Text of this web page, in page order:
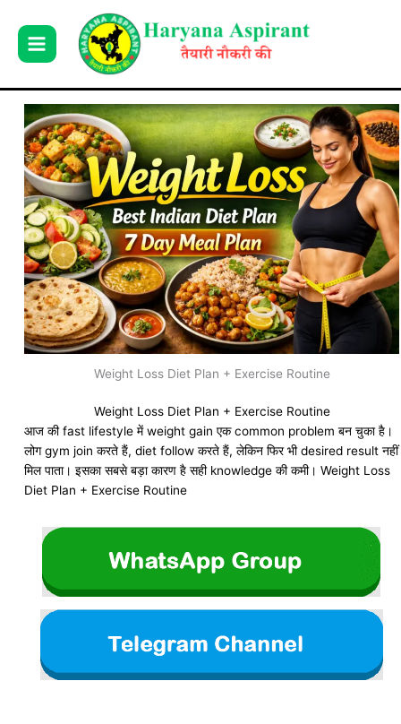
content
Weight Loss Diet Plan + Exercise Routine
Weight Loss Diet Plan + Exercise Routine
आज की fast lifestyle में weight gain एक common problem बन चुका है।
लोग gym join करते हैं, diet follow करते हैं, लेकिन फिर भी desired result नहीं
मिल पाता। इसका सबसे बड़ा कारण है सही knowledge की कमी। Weight Loss
Diet Plan + Exercise Routine